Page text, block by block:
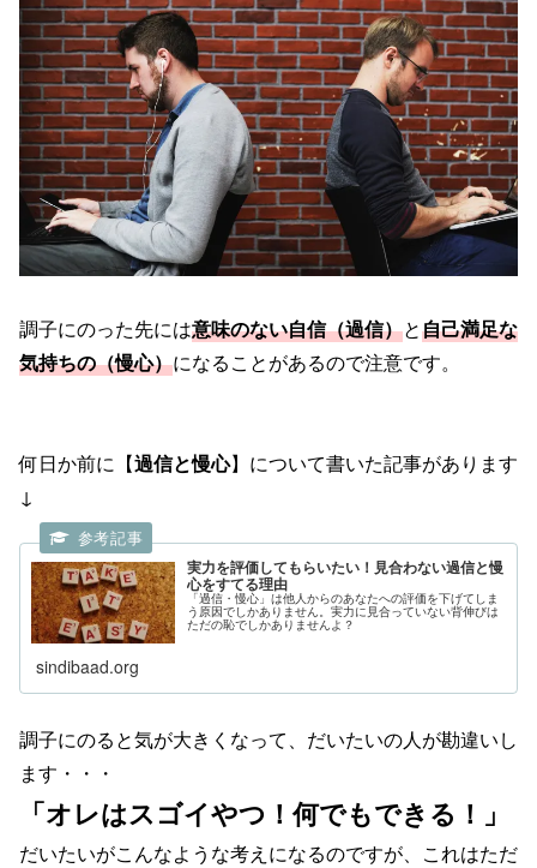
調子にのった先には意味のない自信（過信）と自己満足な
気持ちの（慢心）になることがあるので注意です。
何日か前に【過信と慢心】について書いた記事があります
↓
実力を評価してもらいたい！見合わない過信と慢
心をすてる理由
「過信・慢心」は他人からのあなたへの評価を下げてしま
う原因でしかありません。実力に見合っていない背伸びは
ただの恥でしかありませんよ？
sindibaad.org
調子にのると気が大きくなって、だいたいの人が勘違いし
ます・・・
「オレはスゴイやつ！何でもできる！」
だいたいがこんなような考えになるのですが、これはただ